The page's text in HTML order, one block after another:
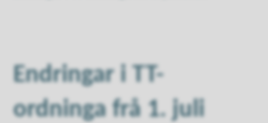
Endringar i TT-
ordninga frå 1. juli